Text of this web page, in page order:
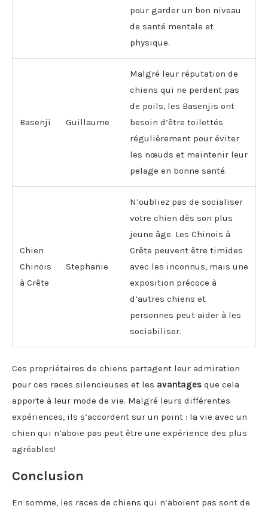
pour garder un bon niveau
de santé mentale et
physique.
Basenji Guillaume
Malgré leur réputation de
chiens qui ne perdent pas
de poils, les Basenjis ont
besoin d’être toilettés
régulièrement pour éviter
les nœuds et maintenir leur
pelage en bonne santé.
Chien
Chinois
à Crête
Stephanie
N’oubliez pas de socialiser
votre chien dès son plus
jeune âge. Les Chinois à
Crête peuvent être timides
avec les inconnus, mais une
exposition précoce à
d’autres chiens et
personnes peut aider à les
sociabiliser.
Ces propriétaires de chiens partagent leur admiration
pour ces races silencieuses et les avantages que cela
apporte à leur mode de vie. Malgré leurs différentes
expériences, ils s’accordent sur un point : la vie avec un
chien qui n’aboie pas peut être une expérience des plus
agréables!
Conclusion
En somme, les races de chiens qui n’aboient pas sont de